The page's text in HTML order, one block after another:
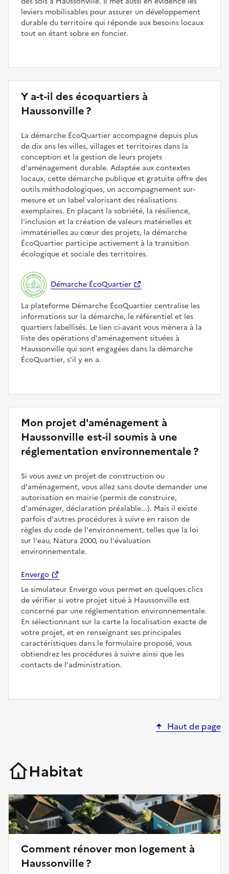
leviers mobilisables pour assurer un développement
durable du territoire qui réponde aux besoins locaux
tout en étant sobre en foncier.
Y a-t-il des écoquartiers à
Haussonville ?
La démarche ÉcoQuartier accompagne depuis plus
de dix ans les villes, villages et territoires dans la
conception et la gestion de leurs projets
d'aménagement durable. Adaptée aux contextes
locaux, cette démarche publique et gratuite offre des
outils méthodologiques, un accompagnement sur-
mesure et un label valorisant des réalisations
exemplaires. En plaçant la sobriété, la résilience,
l'inclusion et la création de valeurs matérielles et
immatérielles au cœur des projets, la démarche
ÉcoQuartier participe activement à la transition
écologique et sociale des territoires.
Démarche ÉcoQuartier
La plateforme Démarche ÉcoQuartier centralise les
informations sur la démarche, le référentiel et les
quartiers labellisés. Le lien ci-avant vous mènera à la
liste des opérations d'aménagement situées à
Haussonville qui sont engagées dans la démarche
ÉcoQuartier, s'il y en a.
Mon projet d'aménagement à
Haussonville est-il soumis à une
réglementation environnementale ?
Si vous avez un projet de construction ou
d'aménagement, vous allez sans doute demander une
autorisation en mairie (permis de construire,
d'aménager, déclaration préalable...). Mais il existe
parfois d'autres procédures à suivre en raison de
règles du code de l'environnement, telles que la loi
sur l'eau, Natura 2000, ou l'évaluation
environnementale.
Envergo
Le simulateur Envergo vous permet en quelques clics
de vérifier si votre projet situé à Haussonville est
concerné par une réglementation environnementale.
En sélectionnant sur la carte la localisation exacte de
votre projet, et en renseignant ses principales
caractéristiques dans le formulaire proposé, vous
obtiendrez les procédures à suivre ainsi que les
contacts de l'administration.
Haut de page
Habitat
Comment rénover mon logement à
Haussonville ?